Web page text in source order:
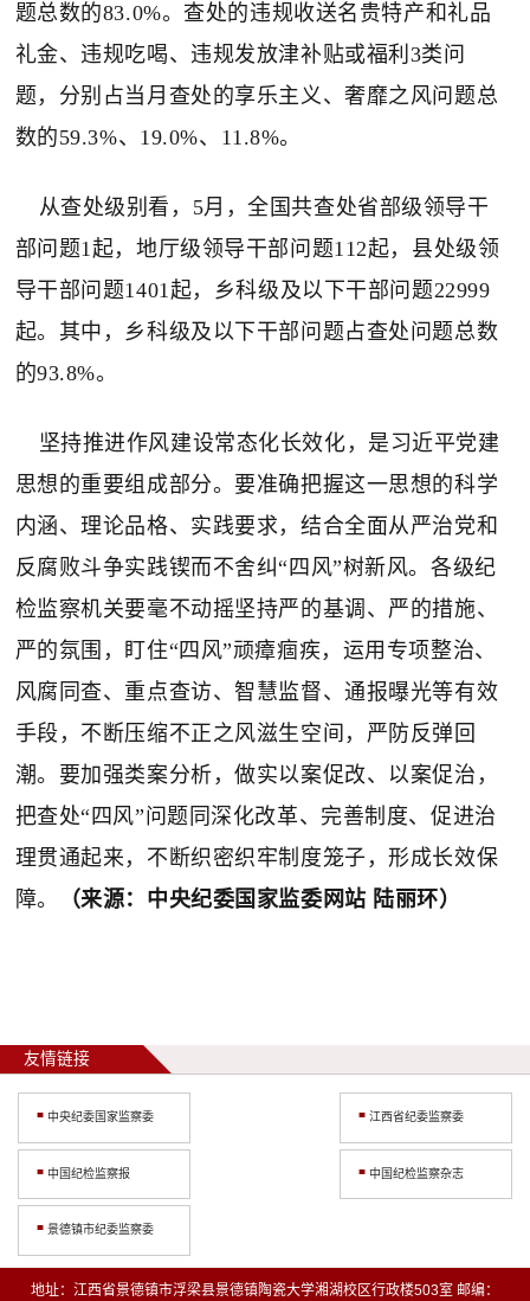
题总数的83.0%。查处的违规收送名贵特产和礼品
礼金、违规吃喝、违规发放津补贴或福利3类问
题，分别占当月查处的享乐主义、奢靡之风问题总
数的59.3%、19.0%、11.8%。
从查处级别看，5月，全国共查处省部级领导干
部问题1起，地厅级领导干部问题112起，县处级领
导干部问题1401起，乡科级及以下干部问题22999
起。其中，乡科级及以下干部问题占查处问题总数
的93.8%。
坚持推进作风建设常态化长效化，是习近平党建
思想的重要组成部分。要准确把握这一思想的科学
内涵、理论品格、实践要求，结合全面从严治党和
反腐败斗争实践锲而不舍纠“四风”树新风。各级纪
检监察机关要毫不动摇坚持严的基调、严的措施、
严的氛围，盯住“四风”顽瘴痼疾，运用专项整治、
风腐同查、重点查访、智慧监督、通报曝光等有效
手段，不断压缩不正之风滋生空间，严防反弹回
潮。要加强类案分析，做实以案促改、以案促治，
把查处“四风”问题同深化改革、完善制度、促进治
理贯通起来，不断织密织牢制度笼子，形成长效保
障。
（来源： 中央纪委国家监委网站 陆丽环）
友情链接
中央纪委国家监察委 江西省纪委监察委
中国纪检监察报 中国纪检监察杂志
景德镇市纪委监察委
地址：江西省景德镇市浮梁县景德镇陶瓷大学湘湖校区行政楼503室 邮编：